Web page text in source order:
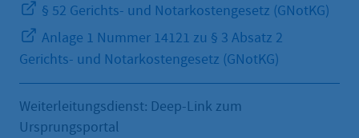
§ 52 Gerichts- und Notarkostengesetz (GNotKG)
Anlage 1 Nummer 14121 zu § 3 Absatz 2
Gerichts- und Notarkostengesetz (GNotKG)
Weiterleitungsdienst: Deep-Link zum
Ursprungsportal